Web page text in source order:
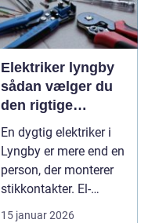
Elektriker lyngby
sådan vælger du
den rigtige
fagmand
En dygtig elektriker i
Lyngby er mere end en
person, der monterer
stikkontakter. El-
installationer e...
15 januar 2026